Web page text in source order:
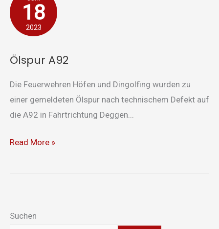
18
2023
Ölspur A92
Die Feuerwehren Höfen und Dingolfing wurden zu
einer gemeldeten Ölspur nach technischem Defekt auf
die A92 in Fahrtrichtung Deggen...
A92
Read More »
Suchen